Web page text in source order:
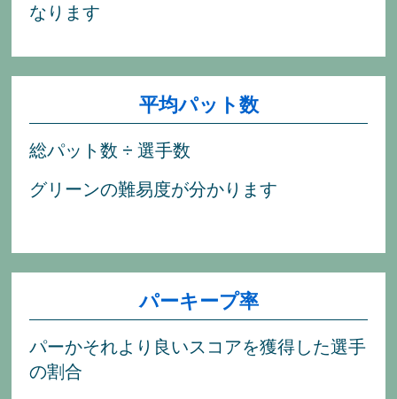
なります
平均パット数
総パット数 ÷ 選手数
グリーンの難易度が分かります
パーキープ率
パーかそれより良いスコアを獲得した選手
の割合